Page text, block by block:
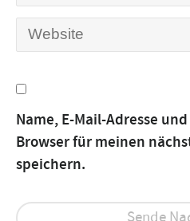
Name, E-Mail-Adresse
Browser für meinen
speichern.